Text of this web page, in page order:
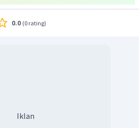
lebih besar dari
.
bahwa
0.0 (0 rating)
Iklan